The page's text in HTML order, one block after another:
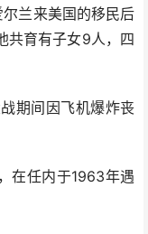
兰来美国的移民后
共育有子女9人，四
期间因飞机爆炸丧
任内于1963年遇